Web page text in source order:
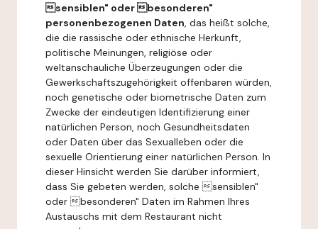
sensiblen" oder besonderen"
personenbezogenen Daten, das heißt solche,
die die rassische oder ethnische Herkunft,
politische Meinungen, religiöse oder
weltanschauliche Überzeugungen oder die
Gewerkschaftszugehörigkeit offenbaren würden,
noch genetische oder biometrische Daten zum
Zwecke der eindeutigen Identifizierung einer
natürlichen Person, noch Gesundheitsdaten
oder Daten über das Sexualleben oder die
sexuelle Orientierung einer natürlichen Person. In
dieser Hinsicht werden Sie darüber informiert,
dass Sie gebeten werden, solche sensiblen"
oder besonderen" Daten im Rahmen Ihres
Austauschs mit dem Restaurant nicht